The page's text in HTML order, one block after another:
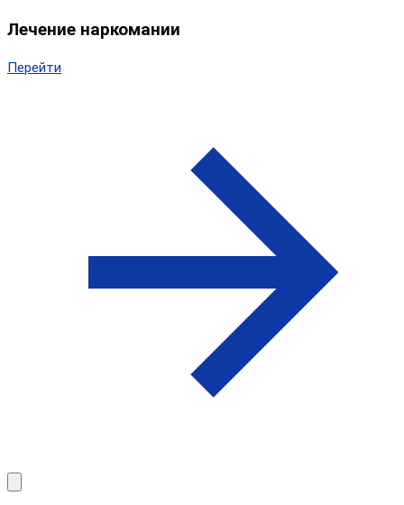
Лечение наркомании
Перейти